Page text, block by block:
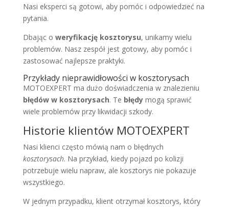
Nasi eksperci są gotowi, aby pomóc i odpowiedzieć na
pytania.
Dbając o weryfikację kosztorysu, unikamy wielu
problemów. Nasz zespół jest gotowy, aby pomóc i
zastosować najlepsze praktyki.
Przykłady nieprawidłowości w kosztorysach
MOTOEXPERT ma dużo doświadczenia w znalezieniu
błędów w kosztorysach. Te błędymogą sprawić
wiele problemów przy likwidacji szkody.
Historie klientów MOTOEXPERT
Nasi klienci często mówią nam o błędnych
kosztorysach. Na przykład, kiedy pojazd po kolizji
potrzebuje wielu napraw, ale kosztorys nie pokazuje
wszystkiego.
W jednym przypadku, klient otrzymał kosztorys, który